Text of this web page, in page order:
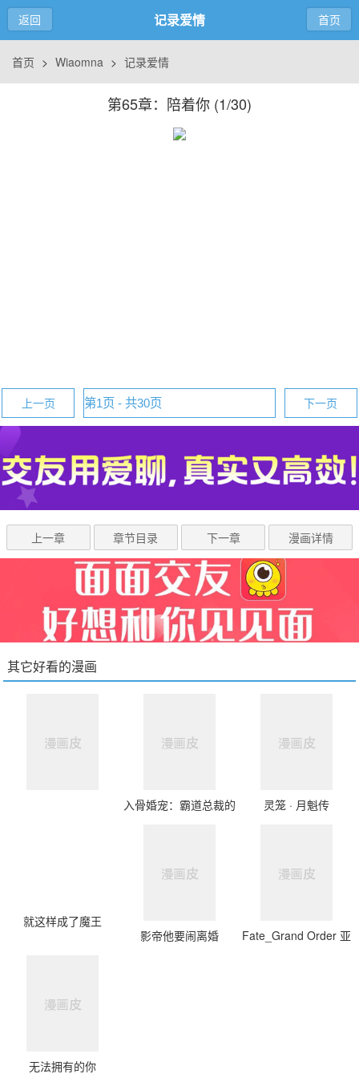
返回 记录爱情 首页
首页 > Wiaomna > 记录爱情
第65章：陪着你 (1/30)
上一页 下一页
上一章 章节目录 下一章 漫画详情
其它好看的漫画
就这样成了魔王
入骨婚宠：霸道总裁的
灵笼 · 月魁传
影帝他要闹离婚
Fate_Grand Order 亚
无法拥有的你